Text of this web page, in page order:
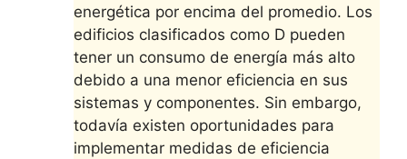
energética por encima del promedio. Los
edificios clasificados como D pueden
tener un consumo de energía más alto
debido a una menor eficiencia en sus
sistemas y componentes. Sin embargo,
todavía existen oportunidades para
implementar medidas de eficiencia